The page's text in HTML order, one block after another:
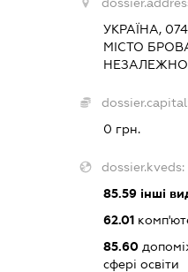
УКРАЇНА,
МІСТО
0 грн.
dossier.kveds:
85.59інші
62.01
85.60
сфері освіти